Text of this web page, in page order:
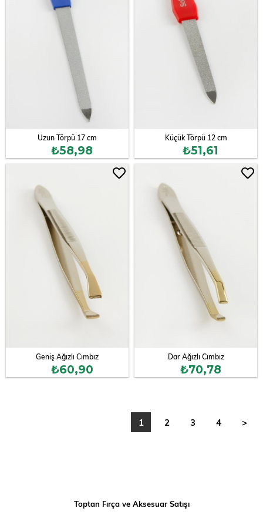
Uzun Törpü 17 cm
₺58,98
Küçük Törpü 12 cm
₺51,61
Geniş Ağızlı Cımbız
₺60,90
Dar Ağızlı Cımbız
₺70,78
1 2 3 4 >
Toptan Fırça ve Aksesuar Satışı